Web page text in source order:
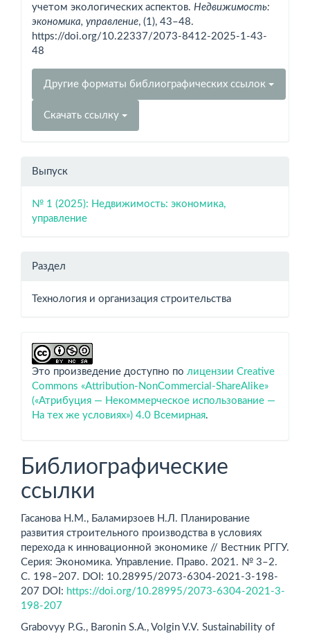
учетом экологических аспектов. Недвижимость:
экономика, управление, (1), 43–48.
https://doi.org/10.22337/2073-8412-2025-1-43-
48
Другие форматы библиографических ссылок
Скачать ссылку
Выпуск
№ 1 (2025): Недвижимость: экономика,
управление
Раздел
Технология и организация строительства
Это произведение доступно по лицензии Creative
Commons «Attribution-NonCommercial-ShareAlike»
(«Атрибуция — Некоммерческое использование —
На тех же условиях») 4.0 Всемирная.
Библиографические
ссылки
Гасанова Н.М., Баламирзоев Н.Л. Планирование
развития строительного производства в условиях
перехода к инновационной экономике // Вестник РГГУ.
Серия: Экономика. Управление. Право. 2021. № 3–2.
С. 198–207. DOI: 10.28995/2073-6304-2021-3-198-
207 DOI: https://doi.org/10.28995/2073-6304-2021-3-
198-207
Grabovyy P.G., Baronin S.A., Volgin V.V. Sustainability of